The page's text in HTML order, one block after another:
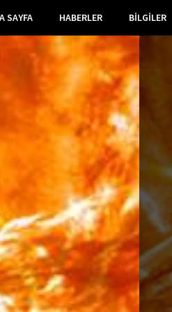
SAYFA HABERLER BILGILER